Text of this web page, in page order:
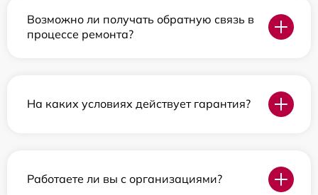
Возможно ли получать обратную связь в
процессе ремонта?
На каких условиях действует гарантия?
Работаете ли вы с организациями?